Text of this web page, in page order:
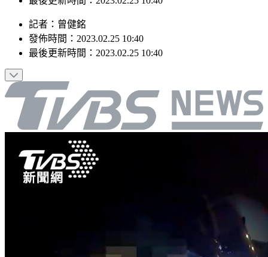
發佈時間：2023.02.25 10:40
最後更新時間：2023.02.25 10:40